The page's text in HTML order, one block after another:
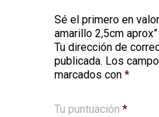
Sé el primero en
amarillo 2,5cm aprox”
Tu dirección de
publicada. Los
marcados con *
Tu puntuación *
Alternative: